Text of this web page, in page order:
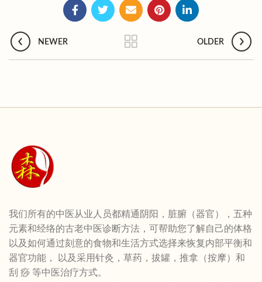
NEWER OLDER
我们所有的中医从业人员都精通阴阳，脏腑（器官），五种
元素和经络的古老中医诊断方法，可帮助您了解自己的体格
以及如何通过刻意的食物和生活方式选择来恢复内部平衡和
器官功能， 以及采用针灸，草药，拔罐，推拿（按摩）和
刮 痧 等中医治疗方式。